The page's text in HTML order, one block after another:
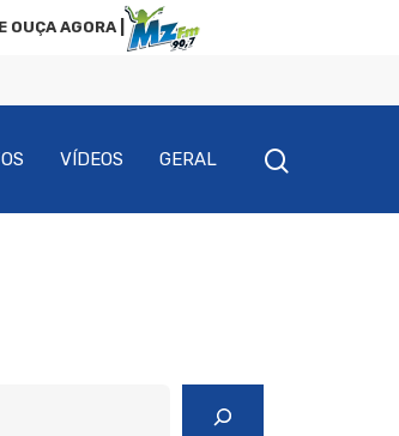
OUÇA AGORA |
VÍDEOS GERAL